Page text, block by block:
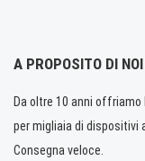
A PROPOSITO DI NOI
Da oltre 10 anni
per migliaia di dispositivi
Consegna veloce.